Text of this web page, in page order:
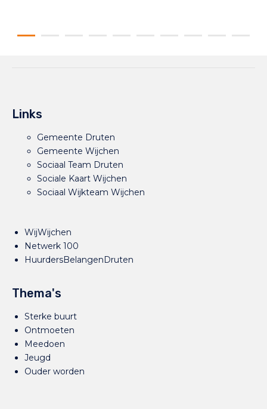
Links
Gemeente Druten
Gemeente Wijchen
Sociaal Team Druten
Sociale Kaart Wijchen
Sociaal Wijkteam Wijchen
WijWijchen
Netwerk 100
HuurdersBelangenDruten
Thema's
Sterke buurt
Ontmoeten
Meedoen
Jeugd
Ouder worden